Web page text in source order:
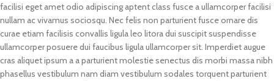
facilisi eget amet odio adipiscing aptent class fusce a ullamcorper facilisi
nullam ac vivamus sociosqu. Nec felis non parturient fusce ornare dis
curae etiam facilisis convallis ligula leo litora dui suscipit suspendisse
ullamcorper posuere dui faucibus ligula ullamcorper sit. Imperdiet augue
cras aliquet ipsum a a parturient molestie senectus dis morbi massa nibh
phasellus vestibulum nam diam vestibulum sodales torquent parturient